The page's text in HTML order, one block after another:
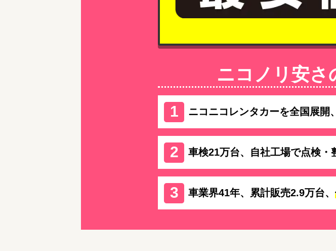
ニコノリ安さ
ニコニコレンタカーを全国展開、
車検21万台、自社工場で点検・
車業界41年、累計販売2.9万台、